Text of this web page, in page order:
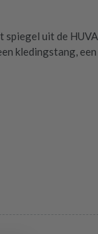
spiegel uit de
kledingstang, een